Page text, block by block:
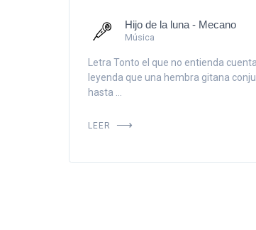
Hijo de la luna - Mecano
Música
Letra Tonto el que no entienda
leyenda que una hembra gitana
hasta ...
LEER